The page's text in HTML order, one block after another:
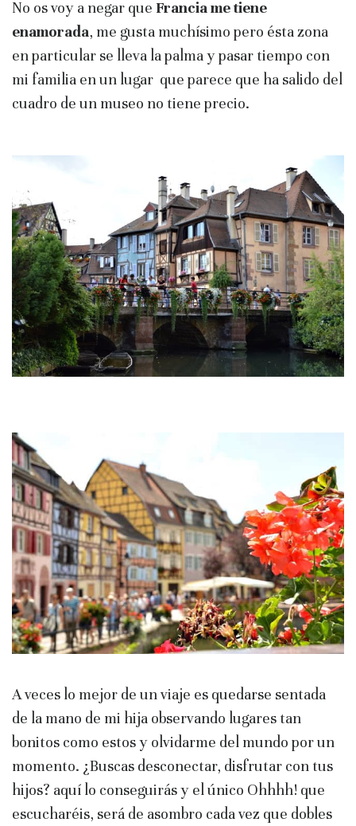
No os voy a negar que Francia me tiene
enamorada, me gusta muchísimo pero ésta zona
en particular se lleva la palma y pasar tiempo con
mi familia en un lugar que parece que ha salido del
cuadro de un museo no tiene precio.
A veces lo mejor de un viaje es quedarse sentada
de la mano de mi hija observando lugares tan
bonitos como estos y olvidarme del mundo por un
momento. ¿Buscas desconectar, disfrutar con tus
hijos? aquí lo conseguirás y el único Ohhhh! que
escucharéis, será de asombro cada vez que dobles